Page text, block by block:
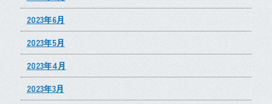
2023年6月
2023年5月
2023年4月
2023年3月